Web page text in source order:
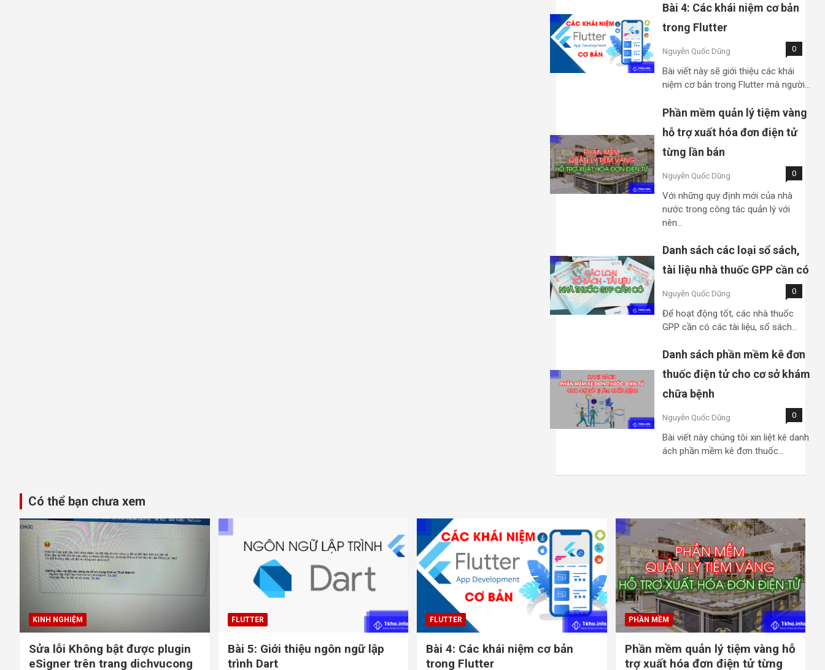
Bài 4: Các khái niệm cơ bản
trong Flutter
Nguyễn Quốc Dũng 0
Bài viết này sẽ giới thiệu các khái
niệm cơ bản trong Flutter mà người…
Phần mềm quản lý tiệm vàng
hỗ trợ xuất hóa đơn điện tử
từng lần bán
Nguyễn Quốc Dũng 0
Với những quy định mới của nhà
nước trong công tác quản lý với
nên…
Danh sách các loại sổ sách,
tài liệu nhà thuốc GPP cần có
Nguyễn Quốc Dũng 0
Để hoạt động tốt, các nhà thuốc
GPP cần có các tài liệu, sổ sách…
Danh sách phần mềm kê đơn
thuốc điện tử cho cơ sở khám
chữa bệnh
Nguyễn Quốc Dũng 0
Bài viết này chúng tôi xin liệt kê danh
ách phần mềm kê đơn thuốc…
Có thể bạn chưa xem
KINH NGHIỆM
Sửa lỗi Không bật được plugin
eSigner trên trang dichvucong
FLUTTER
Bài 5: Giới thiệu ngôn ngữ lập
trình Dart
FLUTTER
Bài 4: Các khái niệm cơ bản
trong Flutter
PHẦN MỀM
Phần mềm quản lý tiệm vàng hỗ
trợ xuất hóa đơn điện tử từng